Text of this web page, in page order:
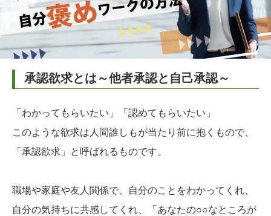
承認欲求とは～他者承認と自己承認～
「わかってもらいたい」「認めてもらいたい」
このような欲求は人間誰しもが当たり前に抱くもので、
「承認欲求」と呼ばれるものです。
職場や家庭や友人関係で、自分のことをわかってくれ、
自分の気持ちに共感してくれ、「あなたの○○なところが